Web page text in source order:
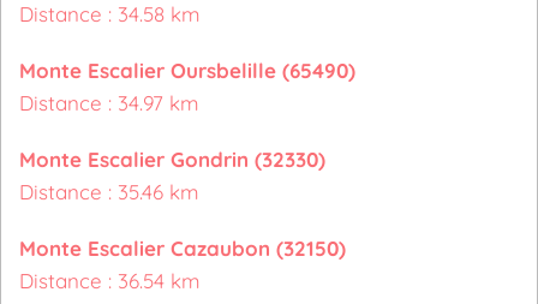
Distance : 34.58 km
Monte Escalier Oursbelille (65490)
Distance : 34.97 km
Monte Escalier Gondrin (32330)
Distance : 35.46 km
Monte Escalier Cazaubon (32150)
Distance : 36.54 km